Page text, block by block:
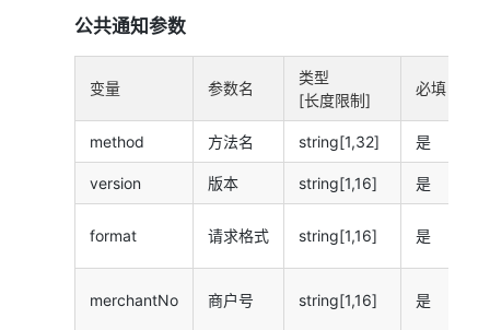
公共通知参数
变量 参数名
类型
[长度限制]
必填
method 方法名 string[1,32] 是
version 版本 string[1,16] 是
format 请求格式 string[1,16] 是
merchantNo 商户号 string[1,16] 是